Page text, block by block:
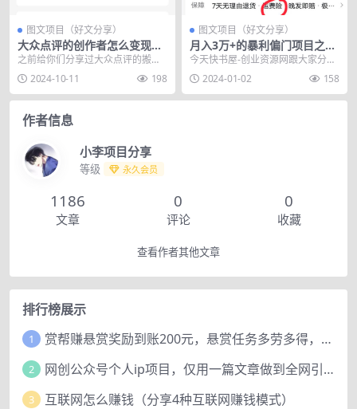
图文项目（好文分享）
大众点评的创作者怎么变现？
大众点评撸创作者赏金计划攻
略
之前给你们分享过大众点评的搬运
项目，撸创作者分成收益。 我每天
都在坚持发，每天就...
2024-10-11 198
图文项目（好文分享）
月入3万+的暴利偏门项目之撸
运费险
今天快书屋-创业资源网跟大家分享
个月入3万+的暴利偏门项目之撸运
费险，在淘宝的世...
2024-01-02 158
作者信息
小李项目分享
等级 永久会员
1186
文章
0
评论
0
收藏
查看作者其他文章
排行榜展示
1 赏帮赚悬赏奖励到账200元，悬赏任务多劳多得，人人可做。
2 网创公众号个人ip项目，仅用一篇文章做到全网引流！
3 互联网怎么赚钱（分享4种互联网赚钱模式）